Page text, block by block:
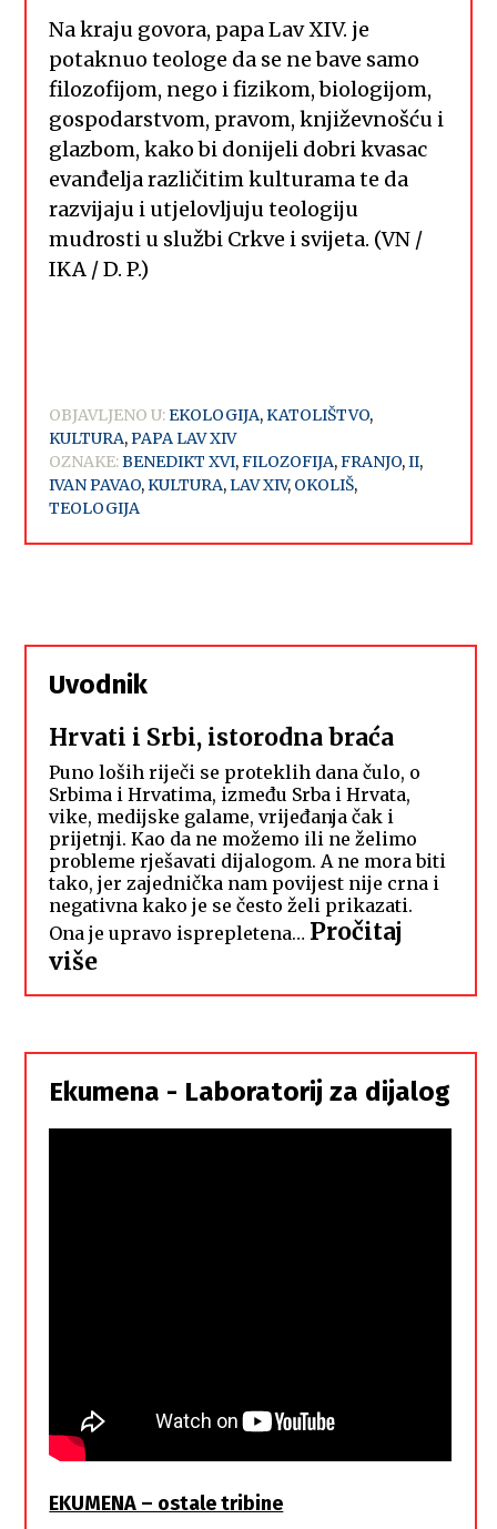
Na kraju govora, papa Lav XIV. je
potaknuo teologe da se ne bave samo
filozofijom, nego i fizikom, biologijom,
gospodarstvom, pravom, književnošću i
glazbom, kako bi donijeli dobri kvasac
evanđelja različitim kulturama te da
razvijaju i utjelovljuju teologiju
mudrosti u službi Crkve i svijeta. (VN /
IKA / D. P.)
OBJAVLJENO U:EKOLOGIJA,KATOLIŠTVO,
KULTURA,PAPA LAV XIV
OZNAKE:BENEDIKT XVI,FILOZOFIJA,FRANJO,II,
IVAN PAVAO,KULTURA,LAV XIV, OKOLIŠ,
TEOLOGIJA
Uvodnik
Hrvati i Srbi, istorodna braća
Puno loših riječi se proteklih dana čulo, o
Srbima i Hrvatima, između Srba i Hrvata,
vike, medijske galame, vrijeđanja čak i
prijetnji. Kao da ne možemo ili ne želimo
probleme rješavati dijalogom. A ne mora biti
tako, jer zajednička nam povijest nije crna i
negativna kako je se često želi prikazati.
Ona je upravo isprepletena… Pročitaj
više:
Hrvati
Srbi,
istorodna
braća
Ekumena - Laboratorij za dijalog
EKUMENA – ostale tribine